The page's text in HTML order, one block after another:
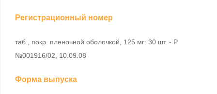
Регистрационный номер
таб., покр. пленочной оболочкой, 125 мг: 30 шт. - Р
№001916/02, 10.09.08
Форма выпуска